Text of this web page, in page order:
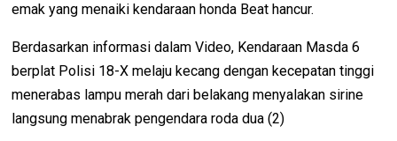
emak yang menaiki kendaraan honda Beat hancur.
Berdasarkan informasi dalam Video, Kendaraan Masda 6
berplat Polisi 18-X melaju kecang dengan kecepatan tinggi
menerabas lampu merah dari belakang menyalakan sirine
langsung menabrak pengendara roda dua (2)